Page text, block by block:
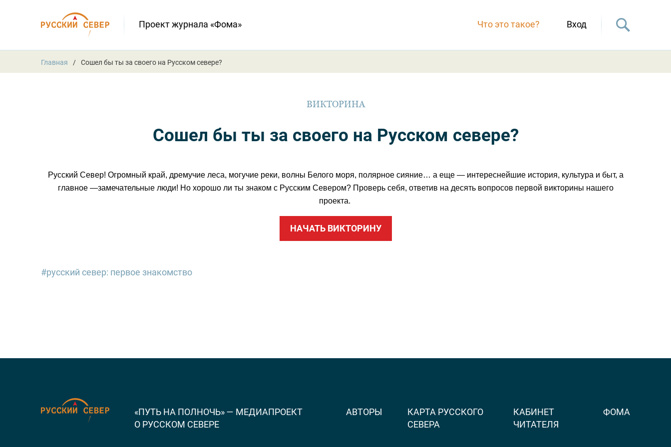
Проект журнала «Фома» Что это такое? Вход
Главная Сошел бы ты за своего на Русском севере?
ВИКТОРИНА
Сошел бы ты за своего на Русском севере?
Русский Север! Огромный край, дремучие леса, могучие реки, волны Белого моря, полярное сияние… а еще — интереснейшие история, культура и быт, а
главное —замечательные люди! Но хорошо ли ты знаком с Русским Севером? Проверь себя, ответив на десять вопросов первой викторины нашего
проекта.
НАЧАТЬ ВИКТОРИНУ
русский север: первое знакомство
«ПУТЬ НА ПОЛНОЧЬ» — МЕДИАПРОЕКТ
О РУССКОМ СЕВЕРЕ
АВТОРЫ
КАРТА РУССКОГО
СЕВЕРА
КАБИНЕТ
ЧИТАТЕЛЯ
ФОМА